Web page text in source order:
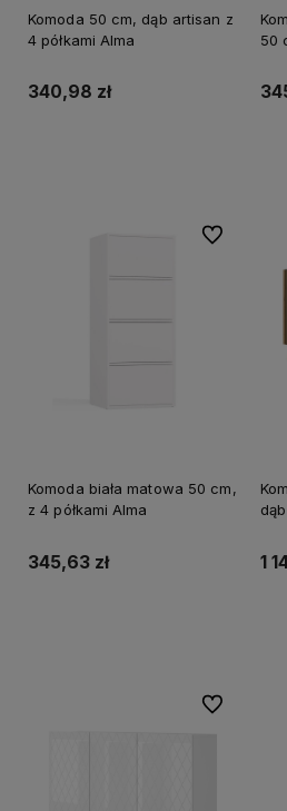
Komoda 50 cm, dąb artisan z
4 półkami Alma
340,98 zł
50
Komoda biała matowa 50 cm,
z 4 półkami Alma
345,63 zł
Do ulubionych
1
Do ulubionych